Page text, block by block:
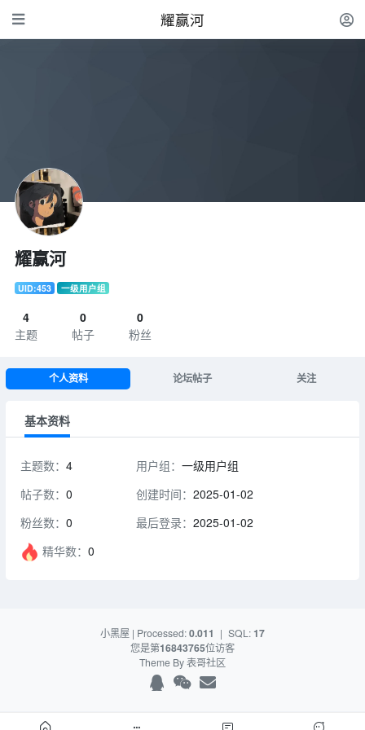
耀赢河
耀赢河
UID:453 一级用户组
4
主题
0
帖子
0
粉丝
个人资料 论坛帖子 关注
基本资料
主题数： 4
帖子数： 0
粉丝数： 0
精华数： 0
用户组：一级用户组
创建时间：2025-01-02
最后登录：2025-01-02
小黑屋 | Processed:0.011 | SQL:17
您是第16843765位访客
Theme By表哥社区